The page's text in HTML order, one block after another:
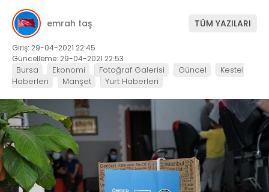
emrah taş TÜM YAZILARI
Giriş: 29-04-2021 22:45
Güncelleme: 29-04-2021 22:53
Bursa Ekonomi Fotoğraf Galerisi Güncel
Kestel
Haberleri
Manşet Yurt Haberleri